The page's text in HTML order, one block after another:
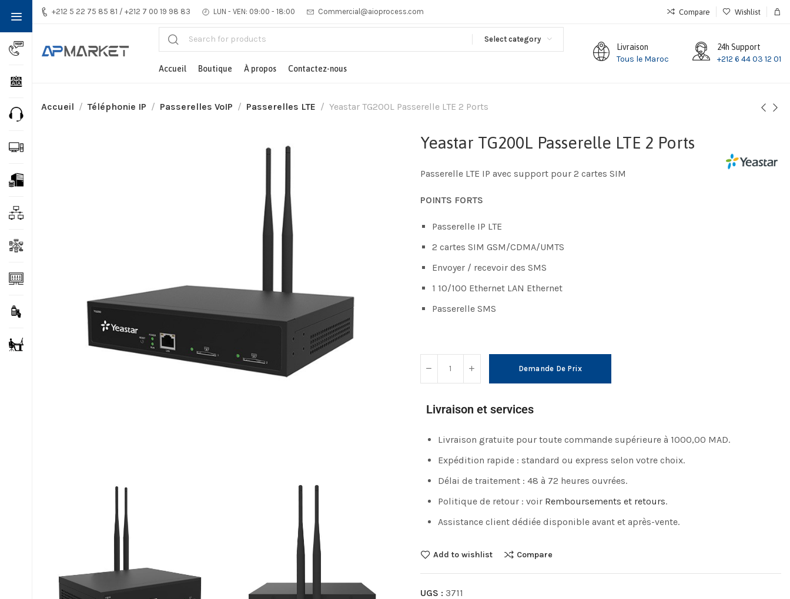
+212 5 22 75 85 81 / +212 7 00 19 98 83 LUN - VEN: 09:00 - 18:00 Commercial@aioprocess.com Compare Wishlist
Select category
Accueil Boutique À propos Contactez-nous
Livraison
Tous le Maroc
24h Support
+212 6 44 03 12 01
Accueil Téléphonie IP Passerelles VoIP Passerelles LTE Yeastar TG200L Passerelle LTE 2 Ports
Yeastar TG200L Passerelle LTE 2 Ports
Passerelle LTE IP avec support pour 2 cartes SIM
POINTS FORTS
Passerelle IP LTE
2 cartes SIM GSM/CDMA/UMTS
Envoyer / recevoir des SMS
1 10/100 Ethernet LAN Ethernet
Passerelle SMS
Demande De Prix
Livraison et services
Livraison gratuite pour toute commande supérieure à 1000,00 MAD.
Expédition rapide : standard ou express selon votre choix.
Délai de traitement : 48 à 72 heures ouvrées.
Politique de retour : voir Remboursements et retours.
Assistance client dédiée disponible avant et après-vente.
Add to wishlist Compare
UGS : 3711